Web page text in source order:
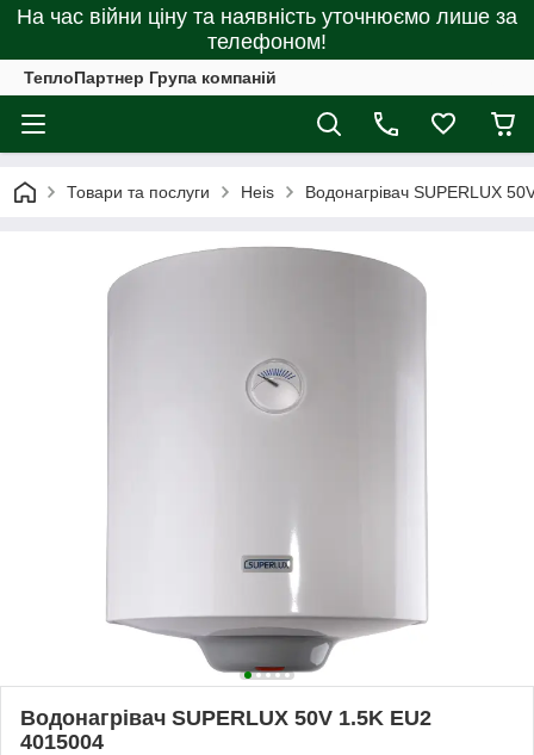
На час війни ціну та наявність уточнюємо лише за
телефоном!
ТеплоПартнер Група компаній
Товари та послуги Heis Водонагрівач SUPERLUX
Водонагрівач SUPERLUX 50V 1.5K EU2
4015004